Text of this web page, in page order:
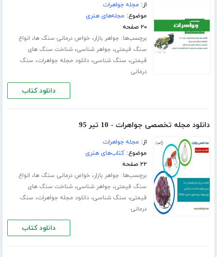
از: مجله جواهرات
موضوع: مجله‌های هنری
۲۰ صفحه
برچسب‌ها: جواهر بازار، خواص درمانی سنگ ها، انواع
سنگ قیمتی، جواهر شناسی،شناخت سنگ های
قیمتی، سنگ شناسی،دانلود مجله جواهرات، سنگ
درمانی
دانلود کتاب
دانلود مجله تخصصی جواهرات - 10 تیر 95
از: مجله جواهرات
موضوع:کتاب‌های هنری
۲۲ صفحه
برچسب‌ها: جواهر بازار، خواص درمانی سنگ ها، انواع
سنگ قیمتی، جواهر شناسی،شناخت سنگ های
قیمتی، سنگ شناسی،دانلود مجله جواهرات، سنگ
درمانی
دانلود کتاب